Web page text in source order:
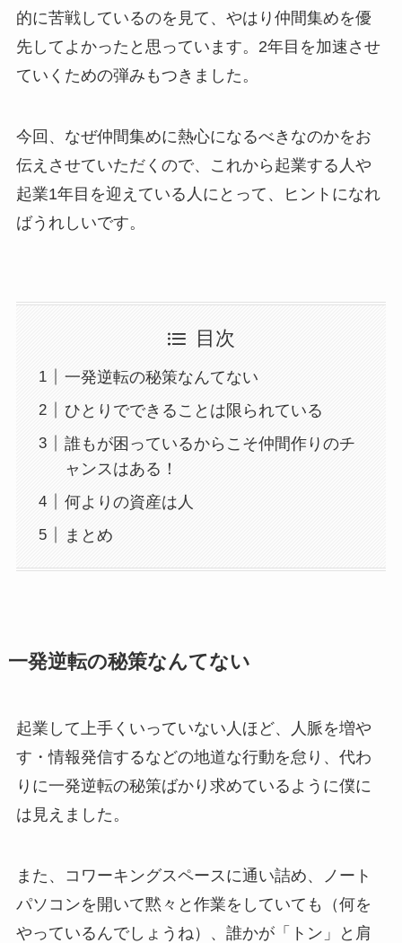
的に苦戦しているのを見て、やはり仲間集めを優
先してよかったと思っています。2年目を加速させ
ていくための弾みもつきました。
今回、なぜ仲間集めに熱心になるべきなのかをお
伝えさせていただくので、これから起業する人や
起業1年目を迎えている人にとって、ヒントになれ
ばうれしいです。
目次
一発逆転の秘策なんてない
ひとりでできることは限られている
誰もが困っているからこそ仲間作りのチ
ャンスはある！
何よりの資産は人
まとめ
一発逆転の秘策なんてない
起業して上手くいっていない人ほど、人脈を増や
す・情報発信するなどの地道な行動を怠り、代わ
りに一発逆転の秘策ばかり求めているように僕に
は見えました。
また、コワーキングスペースに通い詰め、ノート
パソコンを開いて黙々と作業をしていても（何を
やっているんでしょうね）、誰かが「トン」と肩